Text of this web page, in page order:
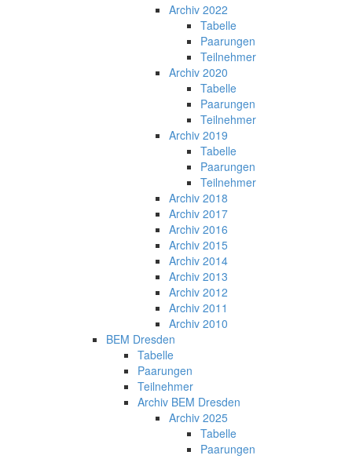
Archiv 2022
Tabelle
Paarungen
Teilnehmer
Archiv 2020
Tabelle
Paarungen
Teilnehmer
Archiv 2019
Tabelle
Paarungen
Teilnehmer
Archiv 2018
Archiv 2017
Archiv 2016
Archiv 2015
Archiv 2014
Archiv 2013
Archiv 2012
Archiv 2011
Archiv 2010
BEM Dresden
Tabelle
Paarungen
Teilnehmer
Archiv BEM Dresden
Archiv 2025
Tabelle
Paarungen